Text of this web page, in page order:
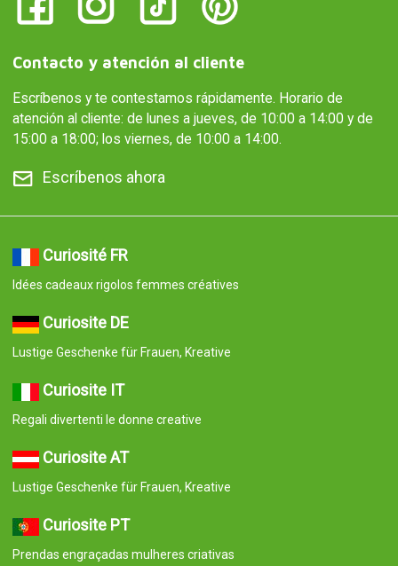
Contacto y atención al cliente
Escríbenos y te contestamos rápidamente. Horario de
atención al cliente: de lunes a jueves, de 10:00 a 14:00 y de
15:00 a 18:00; los viernes, de 10:00 a 14:00.
Escríbenos ahora
Curiosité FR
Idées cadeaux rigolos femmes créatives
Curiosite DE
Lustige Geschenke für Frauen, Kreative
Curiosite IT
Regali divertenti le donne creative
Curiosite AT
Lustige Geschenke für Frauen, Kreative
Curiosite PT
Prendas engraçadas mulheres criativas